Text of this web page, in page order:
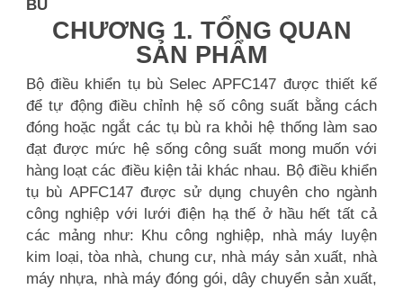
BÙ
CHƯƠNG 1. TỔNG QUAN
SẢN PHẨM
Bộ điều khiển tụ bù Selec APFC147 được thiết kế
để tự động điều chỉnh hệ số công suất bằng cách
đóng hoặc ngắt các tụ bù ra khỏi hệ thống làm sao
đạt được mức hệ sống công suất mong muốn với
hàng loạt các điều kiện tải khác nhau. Bộ điều khiển
tụ bù APFC147 được sử dụng chuyên cho ngành
công nghiệp với lưới điện hạ thế ở hầu hết tất cả
các mảng như: Khu công nghiệp, nhà máy luyện
kim loại, tòa nhà, chung cư, nhà máy sản xuất, nhà
máy nhựa, nhà máy đóng gói, dây chuyển sản xuất,